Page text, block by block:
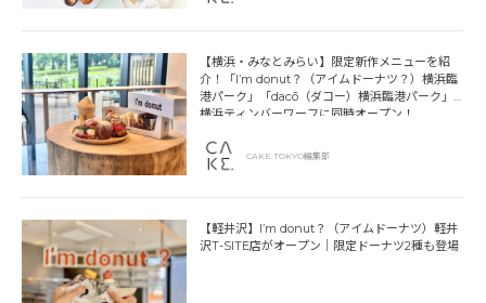
【横浜・みなとみらい】限定新作メニューを紹
介！「I’m donut？（アイムドーナツ？）横浜臨
港パーク」「dacō（ダコー）横浜臨港パーク」
横浜ティンバーワーフに同時オープン！
CAKE.TOKYO編集部
【軽井沢】I’m donut？（アイムドーナツ）軽井
沢T-SITE店がオープン｜限定ドーナツ2種も登場